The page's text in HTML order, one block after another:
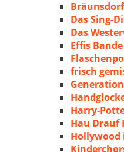
Das Sing-
Das
Effis Bande
frisch
Harry-
Hau Drauf
Hollywood